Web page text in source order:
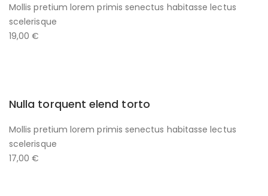
Mollis pretium lorem primis senectus habitasse lectus
scelerisque
19,00 €
Nulla torquent elend torto
Mollis pretium lorem primis senectus habitasse lectus
scelerisque
17,00 €